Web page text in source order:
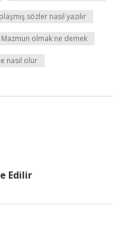
sözler nasıl yazılır
Mazmun olmak ne demek
nasıl olur
Edilir